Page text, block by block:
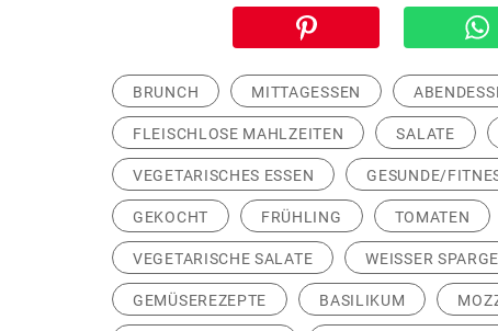
BRUNCH MITTAGESSEN
FLEISCHLOSE MAHLZEITEN SALATE
VEGETARISCHES ESSEN GESUNDE/
GEKOCHT FRÜHLING TOMATEN
VEGETARISCHE SALATE WEISSER
GEMÜSEREZEPTE BASILIKUM